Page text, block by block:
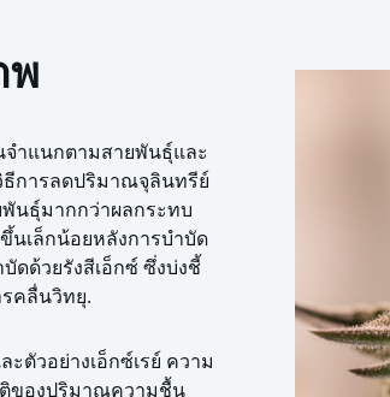
พ
ำแนกตามสายพันธุ์และ
ธีการลดปริมาณจุลินทรีย์
นธุ์มากกว่าผลกระทบ
นเล็กน้อยหลังการบำบัด
ด้วยรังสีเอ็กซ์ ซึ่งบ่งชี้
คลื่นวิทยุ.
ตัวอย่างเอ็กซ์เรย์ ความ
ติของปริมาณความชื้น